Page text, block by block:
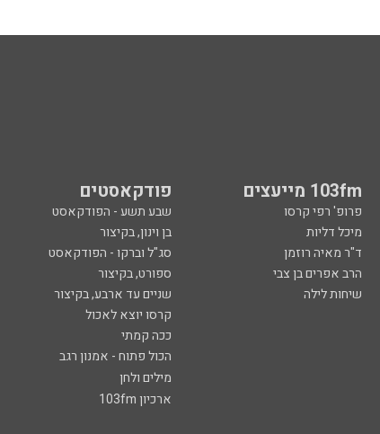
103fm מייעצים פודקאסטים
פרופ' רפי קרסו שבע תשע - הפודקאסט
מיכל דליות בן וינון, בקיצור
ד"ר מאיה רוזמן סג"ל וברקו - הפודקאסט
הרב אפרים בן צבי ספורט, בקיצור
שיחות לילה שניים עד ארבע, בקיצור
קרסו יוצא לאכול
ככה קמתי
הכול פתוח - אמנון רגב
מילים ולחן
ארכיון 103fm